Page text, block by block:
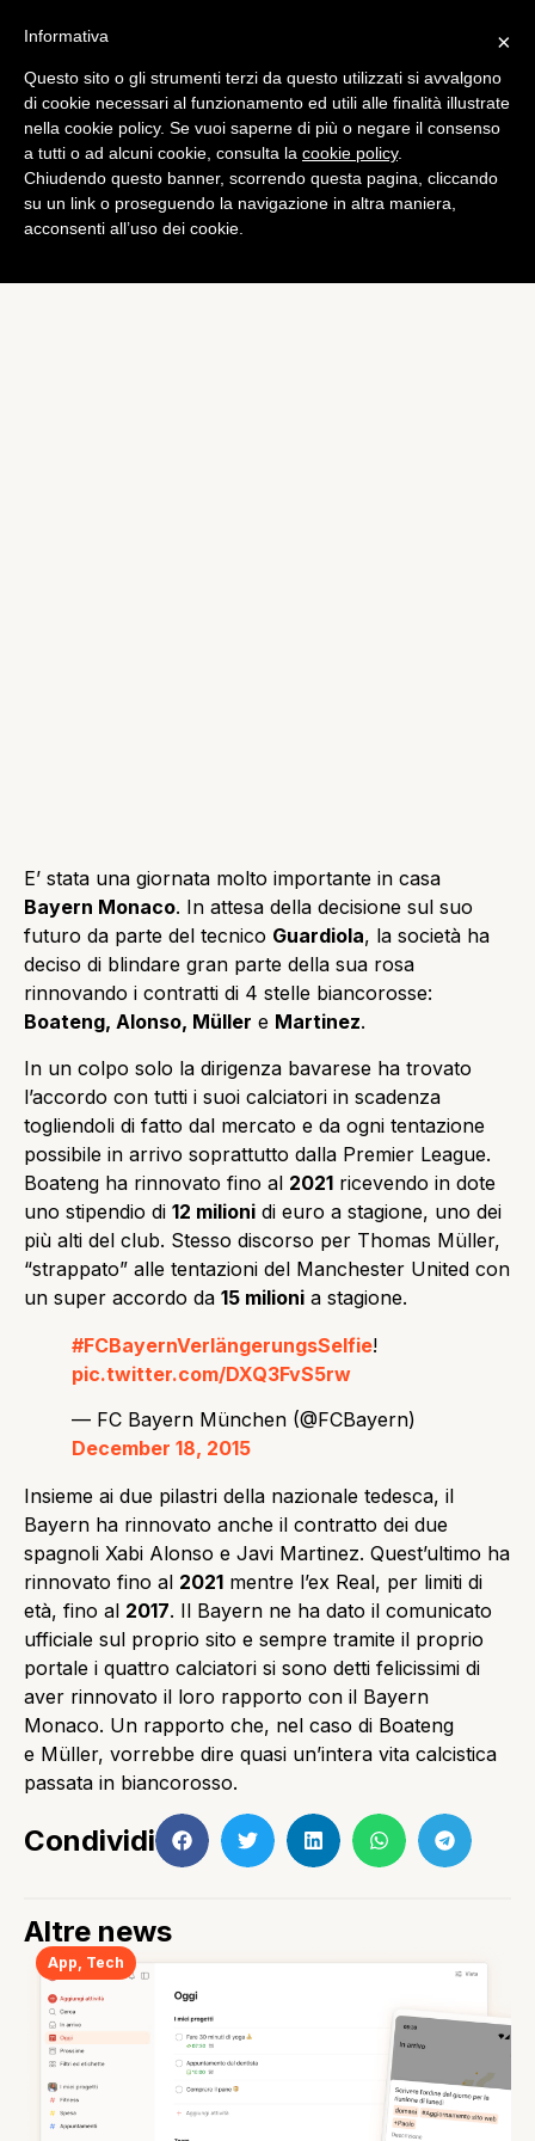
Bundesliga
Il Bayern blinda il suo
futuro: rinnovano Boateng,
Müller, Alonso e Martinez
diEmiliano Storace
E’ stata una giornata molto importante in casa
Bayern Monaco. In attesa della decisione sul suo
futuro da parte del tecnico Guardiola, la società ha
deciso di blindare gran parte della sua rosa
rinnovando i contratti di 4 stelle biancorosse:
Boateng, Alonso, Müller e Martinez.
In un colpo solo la dirigenza bavarese ha trovato
l’accordo con tutti i suoi calciatori in scadenza
togliendoli di fatto dal mercato e da ogni tentazione
possibile in arrivo soprattutto dalla Premier League.
Boateng ha rinnovato fino al 2021 ricevendo in dote
uno stipendio di 12 milioni di euro a stagione, uno dei
più alti del club. Stesso discorso per Thomas Müller,
“strappato” alle tentazioni del Manchester United con
un super accordo da 15 milioni a stagione.
#FCBayernVerlängerungsSelfie!
pic.twitter.com/DXQ3FvS5rw
— FC Bayern München (@FCBayern)
December 18, 2015
Insieme ai due pilastri della nazionale tedesca, il
Bayern ha rinnovato anche il contratto dei due
spagnoli Xabi Alonso e Javi Martinez. Quest’ultimo ha
rinnovato fino al 2021 mentre l’ex Real, per limiti di
età, fino al 2017. Il Bayern ne ha dato il comunicato
ufficiale sul proprio sito e sempre tramite il proprio
portale i quattro calciatori si sono detti felicissimi di
aver rinnovato il loro rapporto con il Bayern
Monaco. Un rapporto che, nel caso di Boateng
e Müller, vorrebbe dire quasi un’intera vita calcistica
passata in biancorosso.
Condividi
Altre news
App, Tech
×
Informativa
Questo sito o gli strumenti terzi da questo utilizzati si avvalgono
di cookie necessari al funzionamento ed utili alle finalità illustrate
nella cookie policy. Se vuoi saperne di più o negare il consenso
a tutti o ad alcuni cookie, consulta la cookie policy.
Chiudendo questo banner, scorrendo questa pagina, cliccando
su un link o proseguendo la navigazione in altra maniera,
acconsenti all’uso dei cookie.